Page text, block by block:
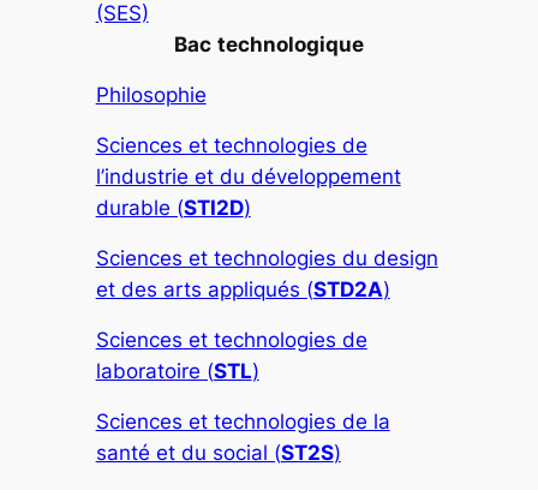
(SES)
Bac technologique
Philosophie
Sciences et technologies de
l’industrie et du développement
durable (STI2D)
Sciences et technologies du design
et des arts appliqués (STD2A)
Sciences et technologies de
laboratoire (STL)
Sciences et technologies de la
santé et du social (ST2S)